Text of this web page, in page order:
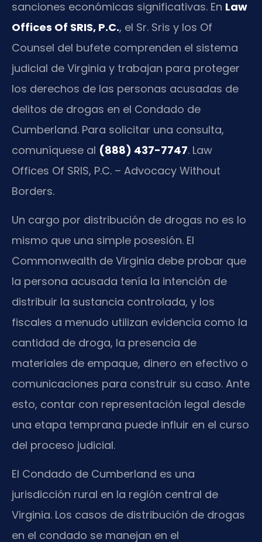
sanciones económicas significativas. En Law
Offices Of SRIS, P.C., el Sr. Sris y los Of
Counsel del bufete comprenden el sistema
judicial de Virginia y trabajan para proteger
los derechos de las personas acusadas de
delitos de drogas en el Condado de
Cumberland. Para solicitar una consulta,
comuníquese al (888) 437-7747. Law
Offices Of SRIS, P.C. – Advocacy Without
Borders.
Un cargo por distribución de drogas no es lo
mismo que una simple posesión. El
Commonwealth de Virginia debe probar que
la persona acusada tenía la intención de
distribuir la sustancia controlada, y los
fiscales a menudo utilizan evidencia como la
cantidad de droga, la presencia de
materiales de empaque, dinero en efectivo o
comunicaciones para construir su caso. Ante
esto, contar con representación legal desde
una etapa temprana puede influir en el curso
del proceso judicial.
El Condado de Cumberland es una
jurisdicción rural en la región central de
Virginia. Los casos de distribución de drogas
en el condado se manejan en el